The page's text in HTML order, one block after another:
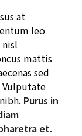
at
leo
mattis
sed
Purus in
et.